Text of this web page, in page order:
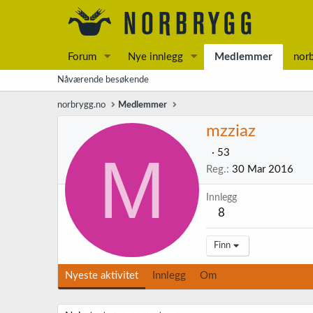
Forum Nye innlegg Medlemmer
Nåværende besøkende
norbrygg.no Medlemmer
M
mzziaz
· 53
Reg. 30 Mar 2016
Innlegg
8
Finn
Nyeste aktivitet Innlegg Om